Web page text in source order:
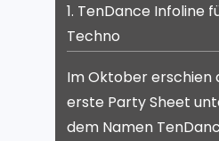
1. TenDance Infoline
Techno
Im Oktober erschien
erste Party Sheet
dem Namen